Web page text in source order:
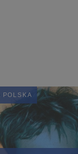
POLSKA